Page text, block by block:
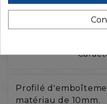
La
Profilé
matériau de 10mm.